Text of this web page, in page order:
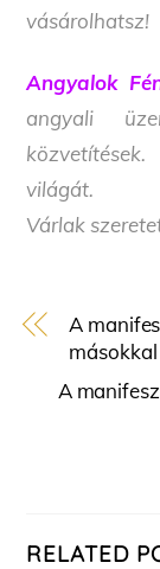
vásárolhatsz!
Angyalok
angyali
világát.
Várlak
A
másokkal
A
RELATED